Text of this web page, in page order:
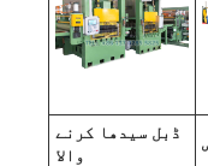
ڈبل سیدھا کرنے
والا